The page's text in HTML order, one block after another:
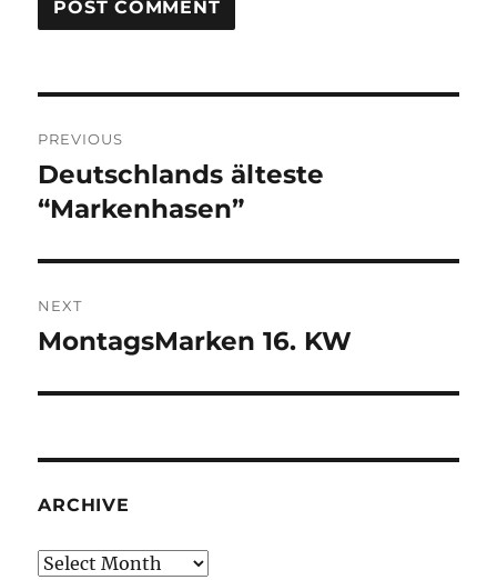
navigation
PREVIOUS
Previous
post:
Deutschlands älteste
“Markenhasen”
NEXT
Next
MontagsMarken 16. KW
ARCHIVE
Archive